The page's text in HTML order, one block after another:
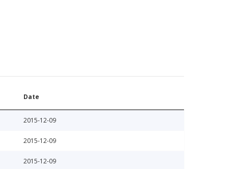
Date
2015-12-09
2015-12-09
2015-12-09